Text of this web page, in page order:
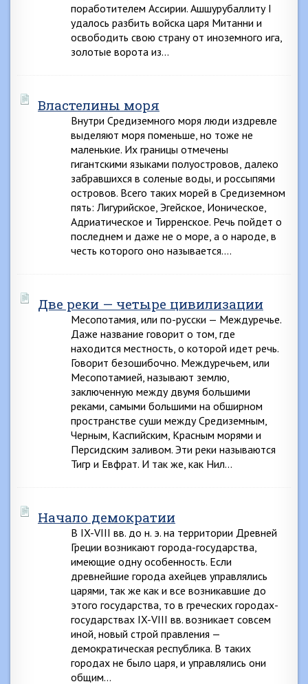
поработителем Ассирии. Ашшурубаллиту I
удалось разбить войска царя Митанни и
освободить свою страну от иноземного ига,
золотые ворота из…
Властелины моря
Внутри Средиземного моря люди издревле
выделяют моря поменьше, но тоже не
маленькие. Их границы отмечены
гигантскими языками полуостровов, далеко
забравшихся в соленые воды, и россыпями
островов. Всего таких морей в Средиземном
пять: Лигурийское, Эгейское, Ионическое,
Адриатическое и Тирренское. Речь пойдет о
последнем и даже не о море, а о народе, в
честь которого оно называется….
Две реки — четыре цивилизации
Месопотамия, или по-русски — Междуречье.
Даже название говорит о том, где
находится местность, о которой идет речь.
Говорит безошибочно. Междуречьем, или
Месопотамией, называют землю,
заключенную между двумя большими
реками, самыми большими на обширном
пространстве суши между Средиземным,
Черным, Каспийским, Красным морями и
Персидским заливом. Эти реки называются
Тигр и Евфрат. И так же, как Нил…
Начало демократии
В IX-VIII вв. до н. э. на территории Древней
Греции возникают города-государства,
имеющие одну особенность. Если
древнейшие города ахейцев управлялись
царями, так же как и все возникавшие до
этого государства, то в греческих городах-
государствах IX-VIII вв. возникает совсем
иной, новый строй правления —
демократическая республика. В таких
городах не было царя, и управлялись они
общим…